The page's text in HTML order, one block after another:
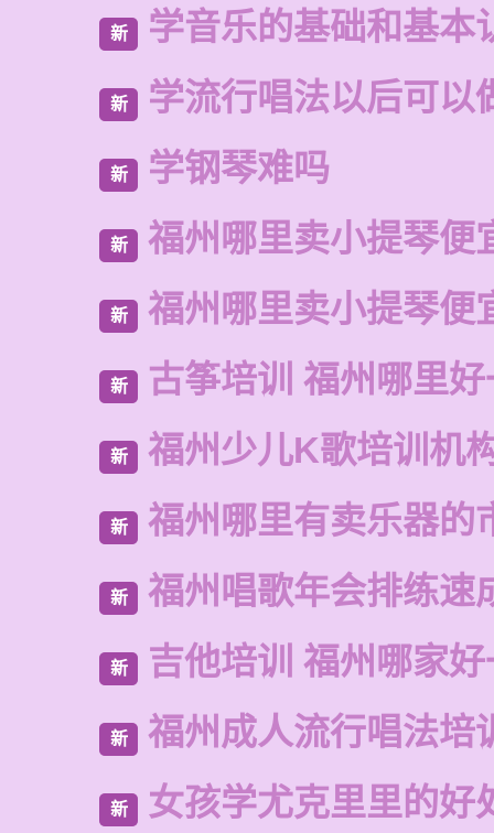
新 学音乐的基础和基本
新 学流行唱法以后可以
新 学钢琴难吗
新 福州哪里卖小提琴便
新 福州哪里卖小提琴便
新 古筝培训 福州哪里
新 福州少儿K歌培训机
新 福州哪里有卖乐器的
新 福州唱歌年会排练速
新 吉他培训 福州哪家
新 福州成人流行唱法培
新 女孩学尤克里里的好